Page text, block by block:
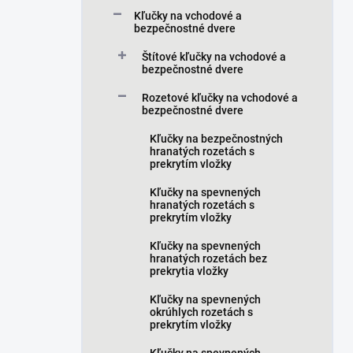
Kľučky na vchodové a
bezpečnostné dvere
Štítové kľučky na vchodové a
bezpečnostné dvere
Rozetové kľučky na vchodové a
bezpečnostné dvere
Kľučky na bezpečnostných
hranatých rozetách s
prekrytím vložky
Kľučky na spevnených
hranatých rozetách s
prekrytím vložky
Kľučky na spevnených
hranatých rozetách bez
prekrytia vložky
Kľučky na spevnených
okrúhlych rozetách s
prekrytím vložky